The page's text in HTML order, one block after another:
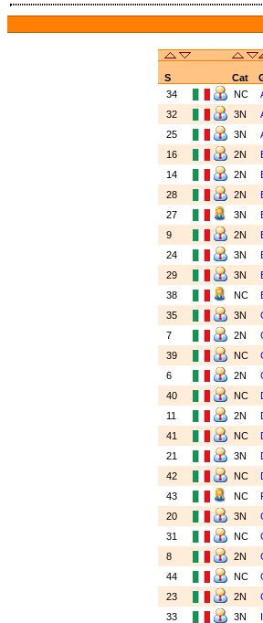
S Cat
34
NC
32
3N
25
3N
16
2N
14
2N
28
2N
27
3N
9
2N
24
3N
29
3N
38
NC
35
3N
7
2N
39
NC
6
2N
40
NC
11
2N
41
NC
21
3N
42
NC
43
NC
20
3N
31
NC
8
2N
44
NC
23
2N
33
3N